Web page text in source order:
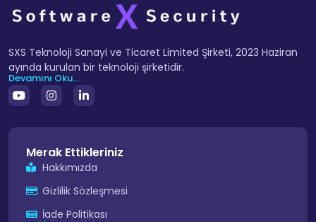
SXS Teknoloji Sanayi ve Ticaret Limited Şirketi, 2023 Haziran
ayında kurulan bir teknoloji şirketidir.
Devamını Oku...
Merak Ettikleriniz
Hakkımızda
Gizlilik Sözleşmesi
İade Politikası